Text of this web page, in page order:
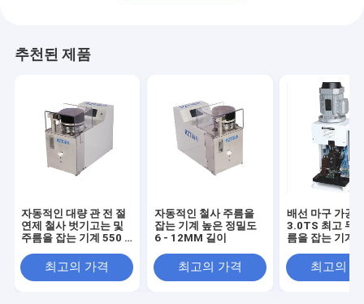
추천된 제품
자동적인 대량 관 전 절
연제 철사 벗기고는 및
주름을 잡는 기계 550 *
최고의 가격
자동적인 철사 주름을
잡는 기계 높은 정밀도
6 - 12MM 길이
최고의 가격
배선 마구 가공
3.0TS 최고 무
름을 잡는 기계
최고의